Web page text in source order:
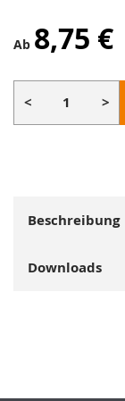
Ab 8,75 €
< >
Beschreibung
Downloads